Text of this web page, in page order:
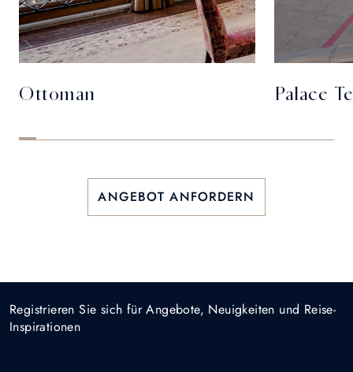
Ottoman Palace
ANGEBOT ANFORDERN
Registrieren Sie sich für Angebote, Neuigkeiten und Reise-
Inspirationen